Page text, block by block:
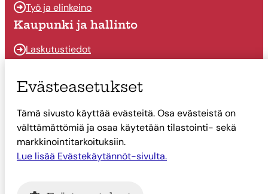
Työ ja elinkeino
Kaupunki ja hallinto
Laskutustiedot
Päätöksenteko
Talous
Yhteystiedot
Tietoa Suonenjoesta
Evästeasetukset
Tämä sivusto käyttää evästeitä. Osa evästeistä on
välttämättömiä ja osaa käytetään tilastointi- sekä
markkinointitarkoituksiin.
Lue lisää Evästekäytännöt-sivulta.